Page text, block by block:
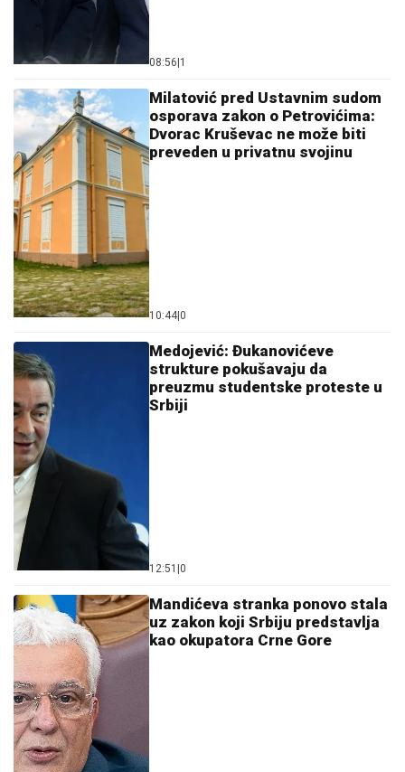
08:56 1
Milatović pred Ustavnim sudom
osporava zakon o Petrovićima:
Dvorac Kruševac ne može biti
preveden u privatnu svojinu
10:44 0
Medojević: Đukanovićeve
strukture pokušavaju da
preuzmu studentske proteste u
Srbiji
12:51 0
Mandićeva stranka ponovo stala
uz zakon koji Srbiju predstavlja
kao okupatora Crne Gore